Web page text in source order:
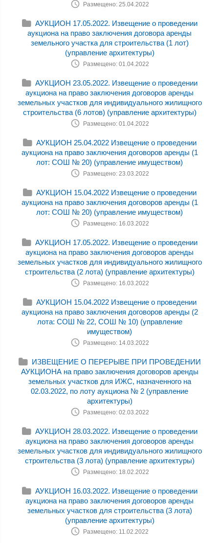
Размещено: 25.04.2022
АУКЦИОН 17.05.2022. Извещение о проведении
аукциона на право заключения договора аренды
земельного участка для строительства (1 лот)
(управление архитектуры)
Размещено: 01.04.2022
АУКЦИОН 23.05.2022. Извещение о проведении
аукциона на право заключения договоров аренды
земельных участков для индивидуального жилищного
строительства (6 лотов) (управление архитектуры)
Размещено: 01.04.2022
АУКЦИОН 25.04.2022 Извещение о проведении
аукциона на право заключения договоров аренды (1
лот: СОШ № 20) (управление имуществом)
Размещено: 23.03.2022
АУКЦИОН 15.04.2022 Извещение о проведении
аукциона на право заключения договоров аренды (1
лот: СОШ № 20) (управление имуществом)
Размещено: 16.03.2022
АУКЦИОН 17.05.2022. Извещение о проведении
аукциона на право заключения договоров аренды
земельных участков для индивидуального жилищного
строительства (2 лота) (управление архитектуры)
Размещено: 16.03.2022
АУКЦИОН 15.04.2022 Извещение о проведении
аукциона на право заключения договоров аренды (2
лота: СОШ № 22, СОШ № 10) (управление
имуществом)
Размещено: 14.03.2022
ИЗВЕЩЕНИЕ О ПЕРЕРЫВЕ ПРИ ПРОВЕДЕНИИ
АУКЦИОНА на право заключения договоров аренды
земельных участков для ИЖС, назначенного на
02.03.2022, по лоту аукциона № 2 (управление
архитектуры)
Размещено: 02.03.2022
АУКЦИОН 28.03.2022. Извещение о проведении
аукциона на право заключения договоров аренды
земельных участков для индивидуального жилищного
строительства (3 лота) (управление архитектуры)
Размещено: 18.02.2022
АУКЦИОН 16.03.2022. Извещение о проведении
аукциона на право заключения договоров аренды
земельных участков для строительства (3 лота)
(управление архитектуры)
Размещено: 11.02.2022